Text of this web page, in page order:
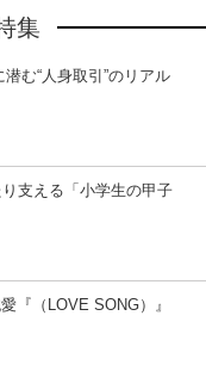
集
む“人身取引”のリアル
支える「小学生の甲子
『（LOVE SONG）』